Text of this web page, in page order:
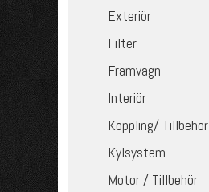
Exteriör
Filter
Framvagn
Interiör
Koppling/ Tillbehör
Kylsystem
Motor / Tillbehör